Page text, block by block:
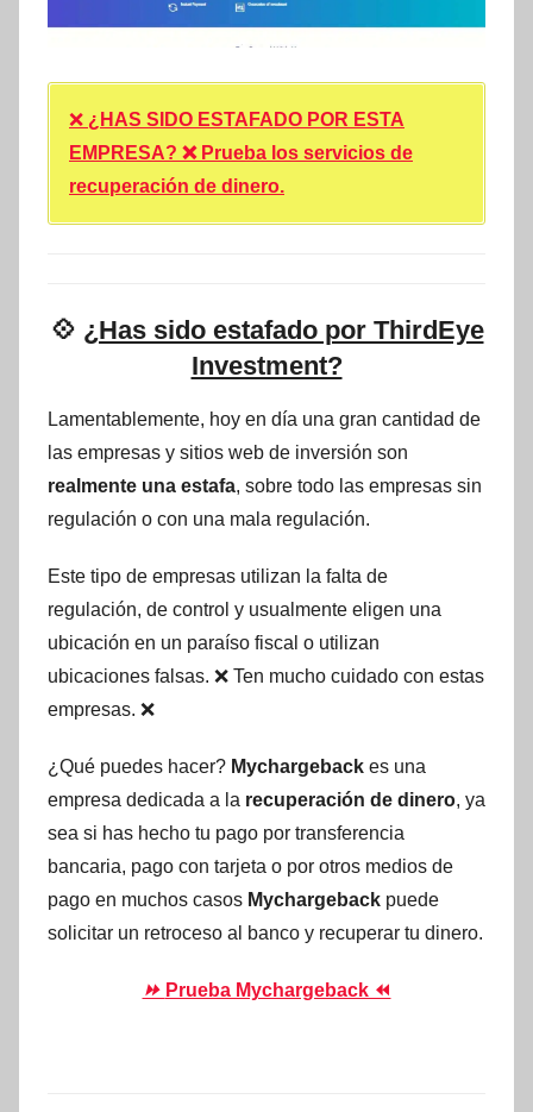
❌ ¿HAS SIDO ESTAFADO POR ESTA
EMPRESA? ❌ Prueba los servicios de
recuperación de dinero.
💠 ¿Has sido estafado por ThirdEye
Investment?
Lamentablemente, hoy en día una gran cantidad de
las empresas y sitios web de inversión son
realmente una estafa, sobre todo las empresas sin
regulación o con una mala regulación.
Este tipo de empresas utilizan la falta de
regulación, de control y usualmente eligen una
ubicación en un paraíso fiscal o utilizan
ubicaciones falsas. ❌ Ten mucho cuidado con estas
empresas. ❌
¿Qué puedes hacer? Mychargeback es una
empresa dedicada a la recuperación de dinero, ya
sea si has hecho tu pago por transferencia
bancaria, pago con tarjeta o por otros medios de
pago en muchos casos Mychargeback puede
solicitar un retroceso al banco y recuperar tu dinero.
⏩ Prueba Mychargeback ⏪